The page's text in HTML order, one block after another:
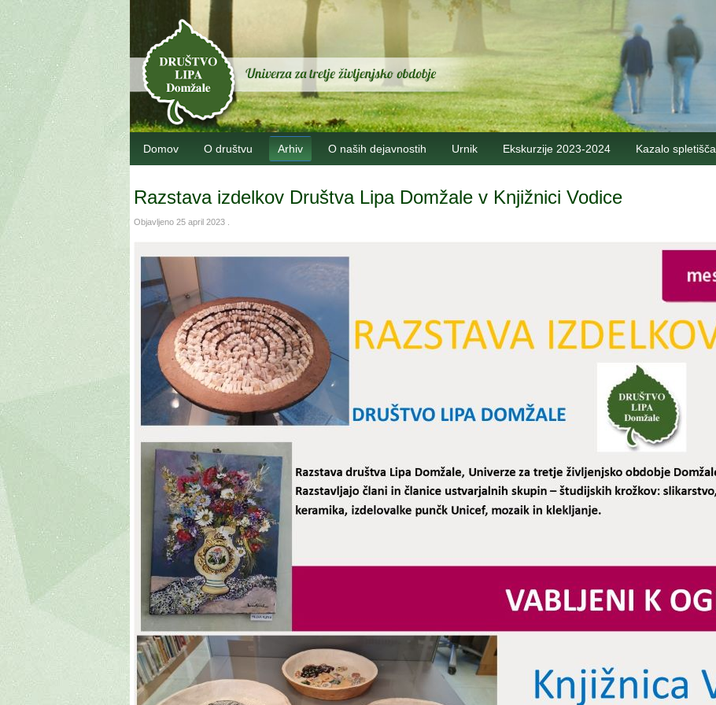
Domov O društvu Arhiv O naših dejavnostih Urnik Ekskurzije 2023-2024 Kazalo spletišča
Razstava izdelkov Društva Lipa Domžale v Knjižnici Vodice
Objavljeno 25 april 2023